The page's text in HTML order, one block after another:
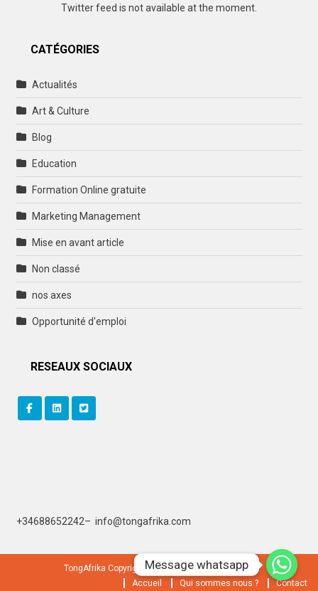
Twitter feed is not available at the moment.
CATÉGORIES
Actualités
Art & Culture
Blog
Education
Formation Online gratuite
Marketing Management
Mise en avant article
Non classé
nos axes
Opportunité d'emploi
RESEAUX SOCIAUX
+34688652242– info@tongafrika.com
TongAfrika Copyright © 2019. All rights reserved.
Accueil
Qui sommes nous ? Contact
Message whatsapp
Message whatsapp